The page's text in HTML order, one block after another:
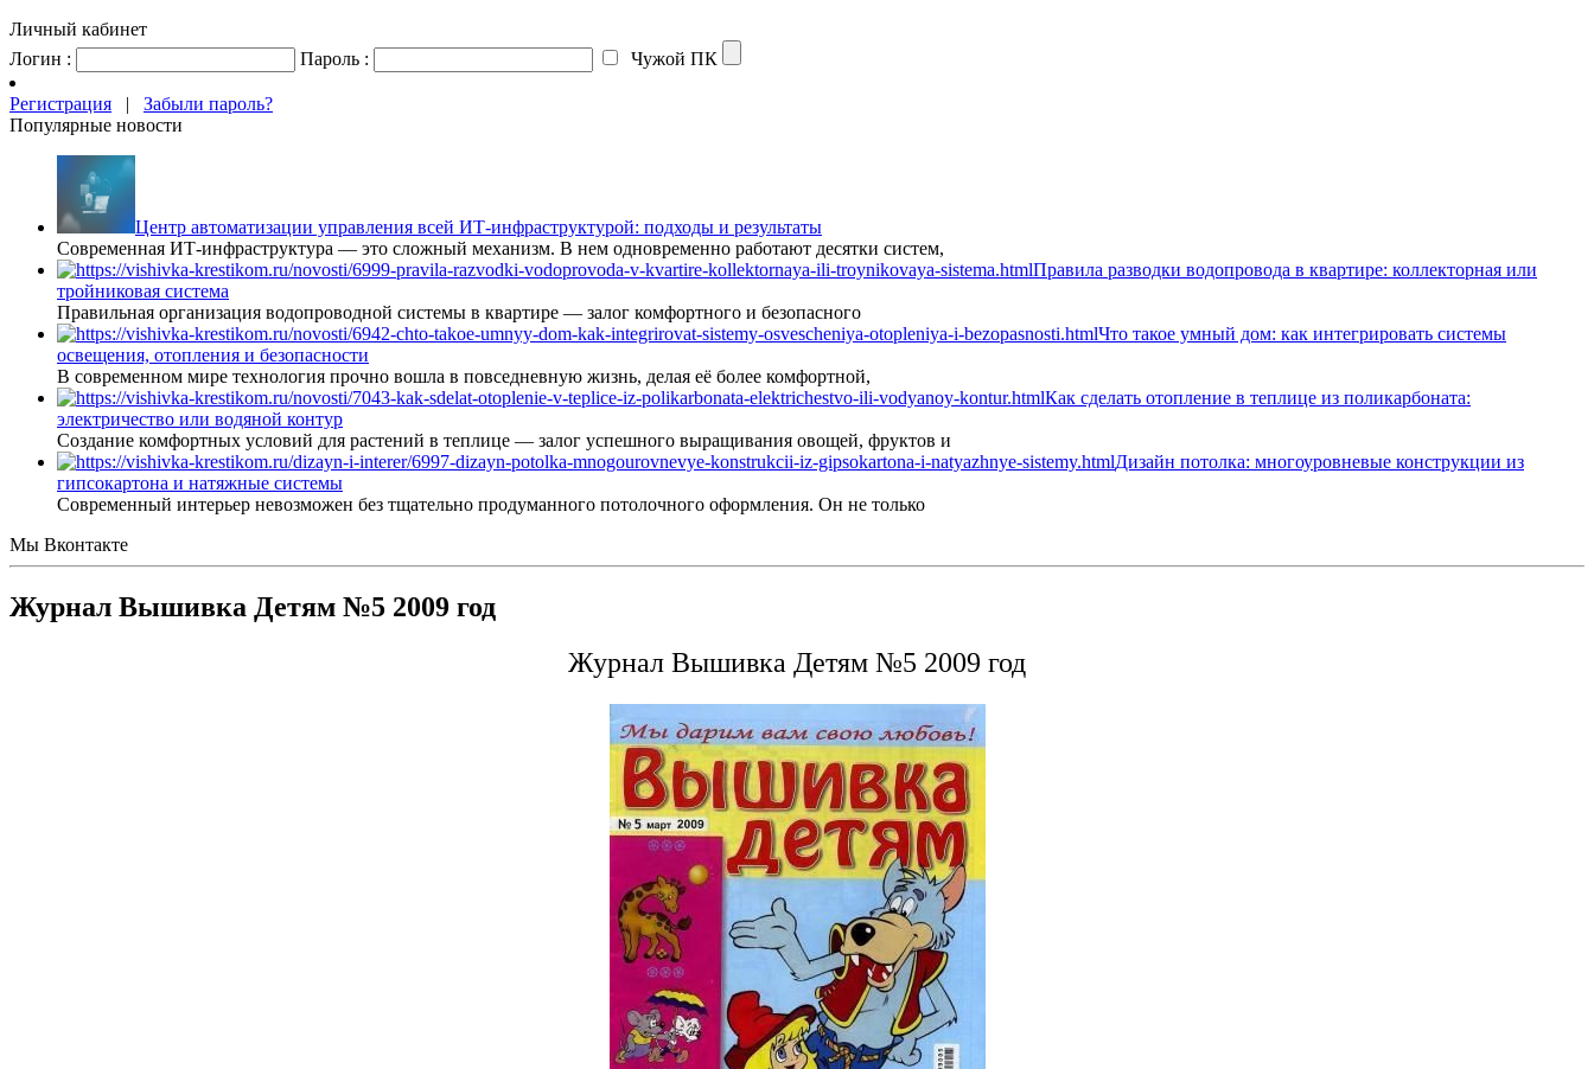
Личный кабинет
Логин :
Пароль : Чужой ПК
Регистрация | Забыли пароль?
Популярные новости
Центр автоматизации управления всей ИТ-инфраструктурой: подходы и результаты
Современная ИТ-инфраструктура — это сложный механизм. В нем одновременно работают десятки систем,
Правила разводки водопровода в квартире: коллекторная или
тройниковая система
Правильная организация водопроводной системы в квартире — залог комфортного и безопасного
Что такое умный дом: как интегрировать системы
освещения, отопления и безопасности
В современном мире технология прочно вошла в повседневную жизнь, делая её более комфортной,
Как сделать отопление в теплице из поликарбоната:
электричество или водяной контур
Создание комфортных условий для растений в теплице — залог успешного выращивания овощей, фруктов и
Дизайн потолка: многоуровневые конструкции из
гипсокартона и натяжные системы
Современный интерьер невозможен без тщательно продуманного потолочного оформления. Он не только
Мы Вконтакте
Журнал Вышивка Детям №5 2009 год
Журнал Вышивка Детям №5 2009 год